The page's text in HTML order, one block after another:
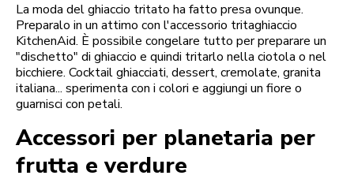
La moda del ghiaccio tritato ha fatto presa ovunque.
Preparalo in un attimo con l'accessorio tritaghiaccio
KitchenAid. È possibile congelare tutto per preparare un
"dischetto" di ghiaccio e quindi tritarlo nella ciotola o nel
bicchiere. Cocktail ghiacciati, dessert, cremolate, granita
italiana... sperimenta con i colori e aggiungi un fiore o
guarnisci con petali.
Accessori per planetaria per
frutta e verdure